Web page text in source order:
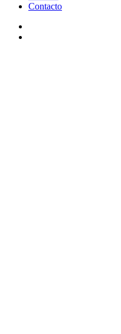
Contacto